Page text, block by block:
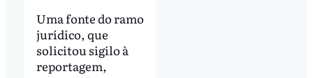
Uma fonte do ramo
jurídico, que
solicitou sigilo à
reportagem,